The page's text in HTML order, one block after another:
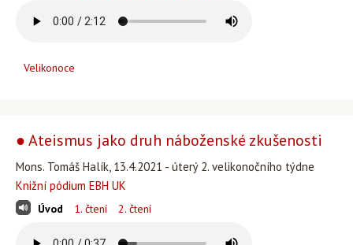
Velikonoce
● Ateismus jako druh náboženské zkušenosti
Mons. Tomáš Halík, 13.4.2021 - úterý 2. velikonočního týdne
Knižní pódium EBH UK
Úvod 1. čtení 2. čtení